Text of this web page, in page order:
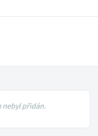
nebyl přidán.